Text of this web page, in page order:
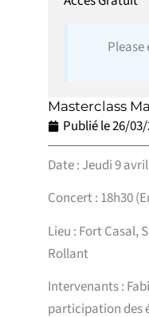
Masterclass
Publié le26/
Date : Jeudi 9
Concert : 18h30
Lieu : Fort Casal,
Rollant
Intervenants :
participation des